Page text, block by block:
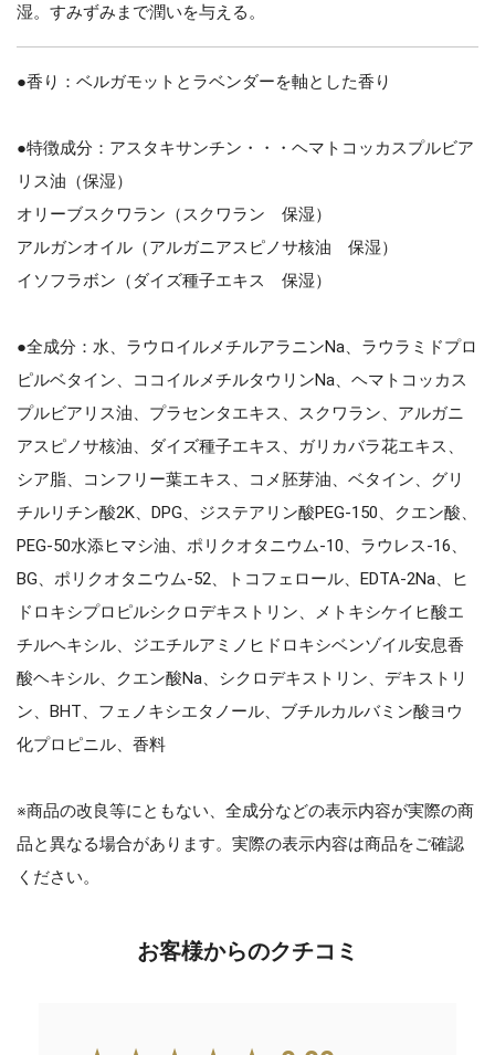
湿。すみずみまで潤いを与える。
●香り：ベルガモットとラベンダーを軸とした香り
●特徴成分：アスタキサンチン・・・ヘマトコッカスプルビア
リス油（保湿）
オリーブスクワラン（スクワラン 保湿）
アルガンオイル（アルガニアスピノサ核油 保湿）
イソフラボン（ダイズ種子エキス 保湿）
●全成分：水、ラウロイルメチルアラニンNa、ラウラミドプロ
ピルベタイン、ココイルメチルタウリンNa、ヘマトコッカス
プルビアリス油、プラセンタエキス、スクワラン、アルガニ
アスピノサ核油、ダイズ種子エキス、ガリカバラ花エキス、
シア脂、コンフリー葉エキス、コメ胚芽油、ベタイン、グリ
チルリチン酸2K、DPG、ジステアリン酸PEG-150、クエン酸、
PEG-50水添ヒマシ油、ポリクオタニウム-10、ラウレス-16、
BG、ポリクオタニウム-52、トコフェロール、EDTA-2Na、ヒ
ドロキシプロピルシクロデキストリン、メトキシケイヒ酸エ
チルヘキシル、ジエチルアミノヒドロキシベンゾイル安息香
酸ヘキシル、クエン酸Na、シクロデキストリン、デキストリ
ン、BHT、フェノキシエタノール、ブチルカルバミン酸ヨウ
化プロピニル、香料
※商品の改良等にともない、全成分などの表示内容が実際の商
品と異なる場合があります。実際の表示内容は商品をご確認
ください。
お客様からのクチコミ